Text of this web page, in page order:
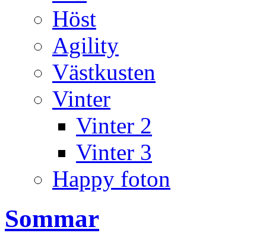
Höst
Agility
Västkusten
Vinter
Vinter 2
Vinter 3
Happy foton
Sommar